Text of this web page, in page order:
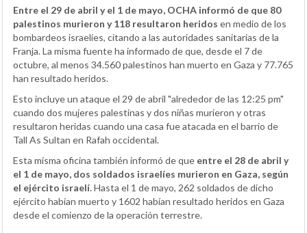
Entre el 29 de abril y el 1 de mayo, OCHA informó de que 80
palestinos murieron y 118 resultaron heridos en medio de los
bombardeos israelíes, citando a las autoridades sanitarias de la
Franja. La misma fuente ha informado de que, desde el 7 de
octubre, al menos 34.560 palestinos han muerto en Gaza y 77.765
han resultado heridos.
Esto incluye un ataque el 29 de abril "alrededor de las 12:25 pm"
cuando dos mujeres palestinas y dos niñas murieron y otras
resultaron heridas cuando una casa fue atacada en el barrio de
Tall As Sultan en Rafah occidental.
Esta misma oficina también informó de que entre el 28 de abril y
el 1 de mayo, dos soldados israelíes murieron en Gaza, según
el ejército israelí. Hasta el 1 de mayo, 262 soldados de dicho
ejército habían muerto y 1602 habían resultado heridos en Gaza
desde el comienzo de la operación terrestre.